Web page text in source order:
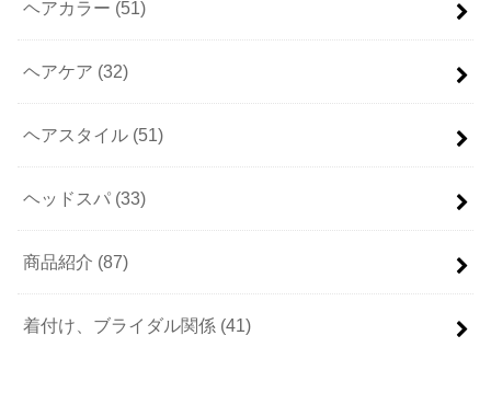
ヘアカラー (51)
ヘアケア (32)
ヘアスタイル (51)
ヘッドスパ (33)
商品紹介 (87)
着付け、ブライダル関係 (41)